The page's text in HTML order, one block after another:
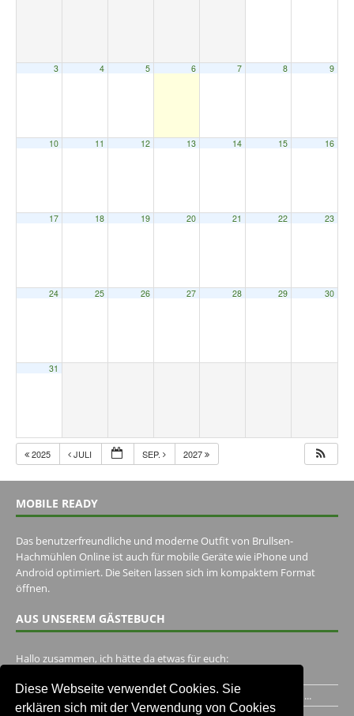
Diese Webseite verwendet Cookies. Sie
erklären sich mit der Verwendung von Cookies
3 4 5 6 7 8 9
10 11 12 13 14 15 16
17 18 19 20 21 22 23
24 25 26 27 28 29 30
31
2025 JULI SEP. 2027
MOBILE READY
Das benutzerfreundliche und moderne Outfit von Brullsen-
Hachmühlen Online ist auch für mobile Geräte wie iPhone und
Android optimiert. Die Seiten lassen sich im kompaktem Format
öffnen.
AUS UNSEREM GÄSTEBUCH
Hallo zusammen, ich hätte da etwas für euch:
Ich habe ein Jahr im Gasthaus Hugo Pape verbracht..Habe ihn...